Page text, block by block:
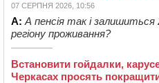
07 СЕРПНЯ 2026, 10:56
А: А пенсія так і залишиться
регіону проживання?
Встановити гойдалки,
Черкасах просять